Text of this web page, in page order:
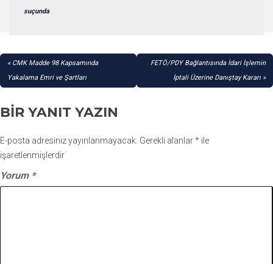
suçunda
YAZI
GEZINMESI
CMK Madde 98 Kapsamında
Yakalama Emri ve Şartları
FETÖ/PDY Bağlantısında İdari İşlemin
İptali Üzerine Danıştay Kararı
BIR YANIT YAZIN
E-posta adresiniz yayınlanmayacak. Gerekli alanlar* ile
işaretlenmişlerdir
Yorum *